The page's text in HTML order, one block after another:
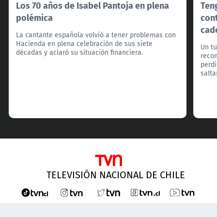
Los 70 años de Isabel Pantoja en plena
polémica
La cantante española volvió a tener problemas con
Hacienda en plena celebración de sus siete
décadas y aclaró su situación financiera.
Un
TELEVISIÓN NACIONAL DE CHILE